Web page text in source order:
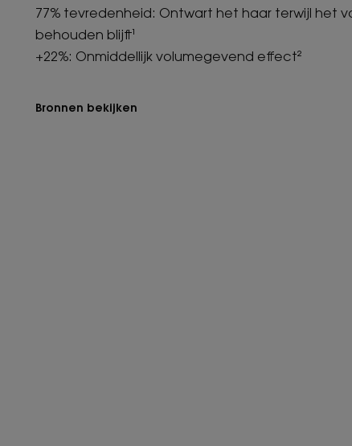
77% tevredenheid: Ontwart het haar terwijl het
behouden blijft¹
+22%: Onmiddellijk volumegevend effect²
Bronnen bekijken